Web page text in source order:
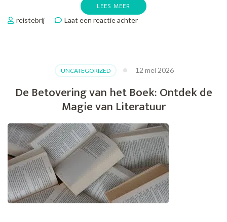
LEES MEER
reistebrij Laat een reactie achterop
Wereld
Spirituele
Boeken
UNCATEGORIZED 12 mei 2026
De Betovering van het Boek: Ontdek de
Magie van Literatuur